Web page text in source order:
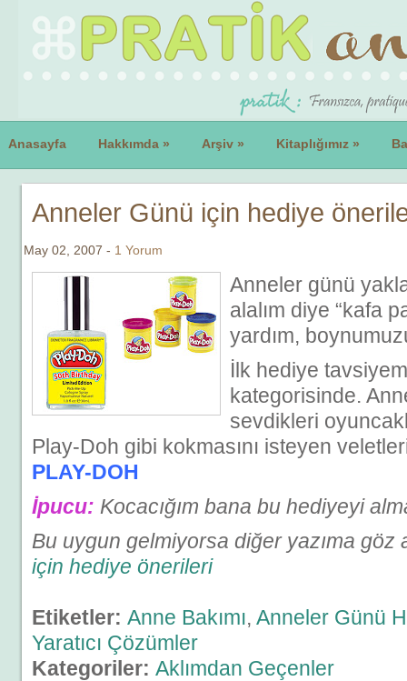
Anasayfa Hakkımda » Arşiv » Kitaplığımız »
Anneler Günü için hediye
May 02, 2007 - 1 Yorum
Anneler günü
alalım diye “kafa
yardım,
İlk hediye
kategorisinde.
sevdikleri
Play-Doh gibi kokmasını isteyen
PLAY-DOH
İpucu: Kocacığım bana bu hediyeyi
Bu uygun gelmiyorsa diğer yazıma göz
için hediye önerileri
Etiketler: Anne Bakımı, Anneler Günü
Yaratıcı Çözümler
Kategoriler: Aklımdan Geçenler